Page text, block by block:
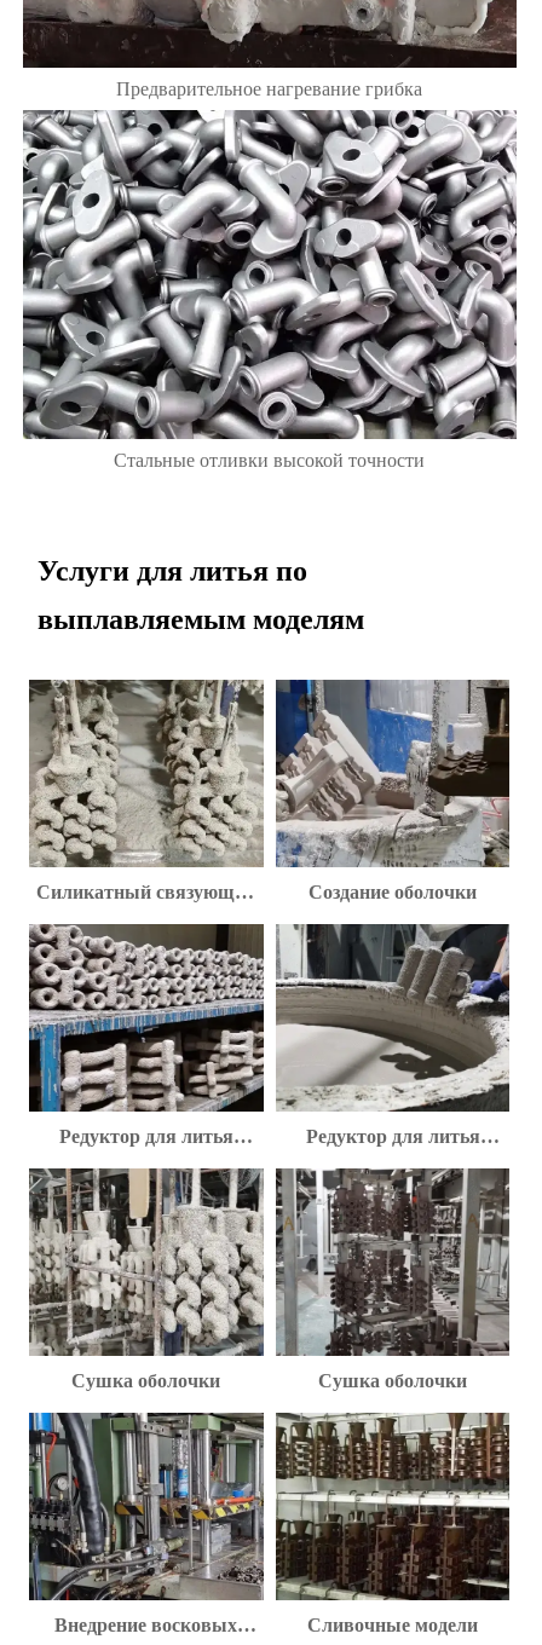
Предварительное нагревание грибка
Стальные отливки высокой точности
Услуги для литья по
выплавляемым моделям
Силикатный связующий
Создание оболочки
Редуктор для литья
Редуктор для литья
Сушка оболочки Сушка оболочки
Внедрение восковых
Сливочные модели